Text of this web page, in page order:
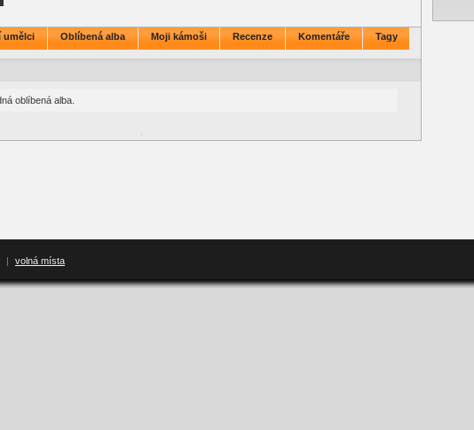
umělci Oblíbená alba Moji kámoši Recenze Komentáře Tagy
oblíbená alba.
| volná místa